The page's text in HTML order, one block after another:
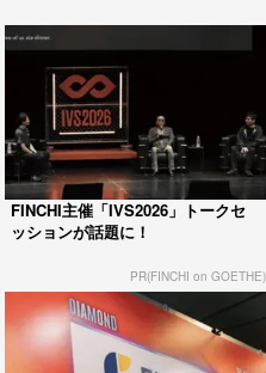
FINCHI主催「IVS2026」トークセ
ッションが話題に！
PR(FINCHI on GOETHE)